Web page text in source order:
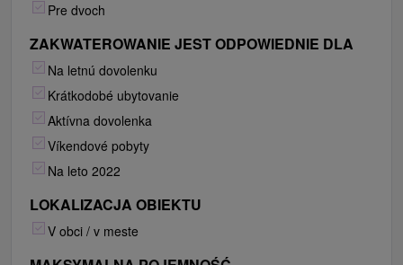
Pre dvoch
ZAKWATEROWANIE JEST ODPOWIEDNIE DLA
Na letnú dovolenku
Krátkodobé ubytovanie
Aktívna dovolenka
Víkendové pobyty
Na leto 2022
LOKALIZACJA OBIEKTU
V obci / v meste